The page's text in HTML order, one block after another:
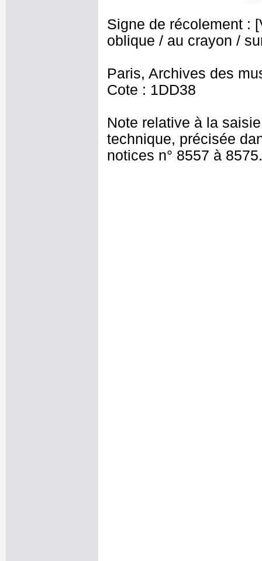
Signe de récolement :
oblique / au crayon /
Paris, Archives des
Cote : 1DD38
Note relative à la
technique, précisée
notices n° 8557 à 8575.